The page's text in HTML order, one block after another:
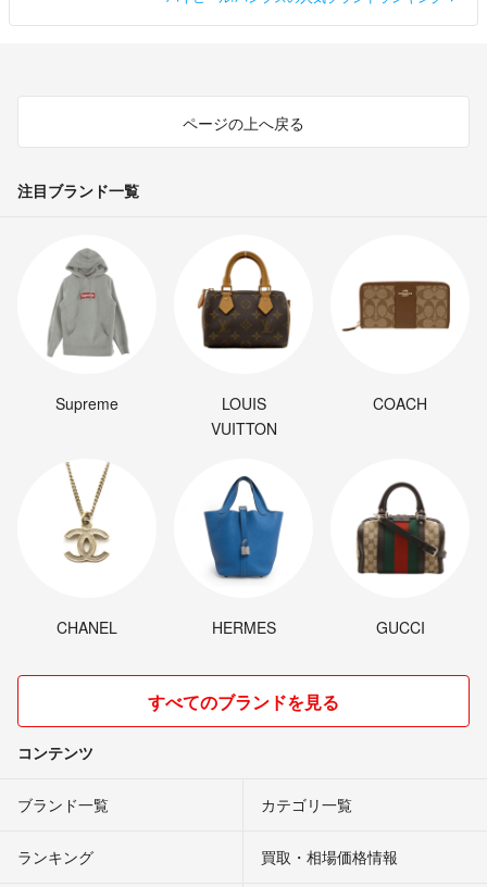
ページの上へ戻る
注目ブランド一覧
Supreme
LOUIS
VUITTON
COACH
CHANEL HERMES GUCCI
すべてのブランドを見る
コンテンツ
ブランド一覧 カテゴリ一覧
ランキング 買取・相場価格情報